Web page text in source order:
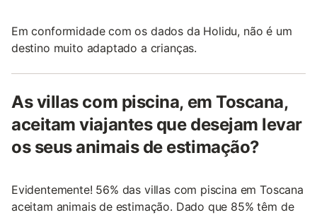
Em conformidade com os dados da Holidu, não é um
destino muito adaptado a crianças.
As villas com piscina, em Toscana,
aceitam viajantes que desejam levar
os seus animais de estimação?
Evidentemente! 56% das villas com piscina em Toscana
aceitam animais de estimação. Dado que 85% têm de